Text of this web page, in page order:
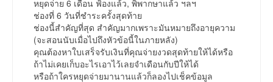
หยุดจ่าย 6 เดือน ฟ้องแล้ว, พิพากษาแล้ว ฯลฯ
ช่องที่ 6 วันที่ชำระครั้งสุดท้าย
ช่องนี้สำคัญที่สุด สำคัญมากเพราะมันหมายถึงอายุความ
(จะสอนนับเมื่อไปถึงหัวข้อนี้ในภายหลัง)
คุณต้องหาใบเสร็จรับเงินที่คุณจ่ายงวดสุดท้ายให้ได้หรือ
ถ้าไม่เคยเก็บอะไรเอาไว้เลยจำเดือนกับปีให้ได้
หรือถ้าใครหยุดจ่ายมานานแล้วก็ลองไปเช็คข้อมูล